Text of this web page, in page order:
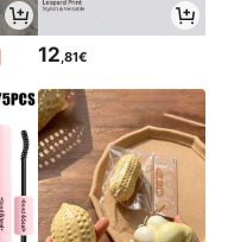
12,81€